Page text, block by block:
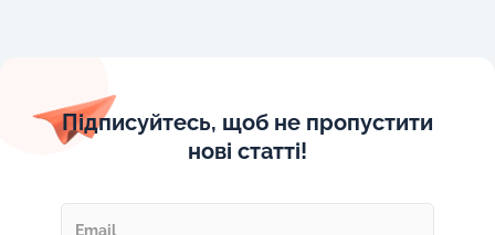
Підписуйтесь, щоб не пропустити
нові статті!